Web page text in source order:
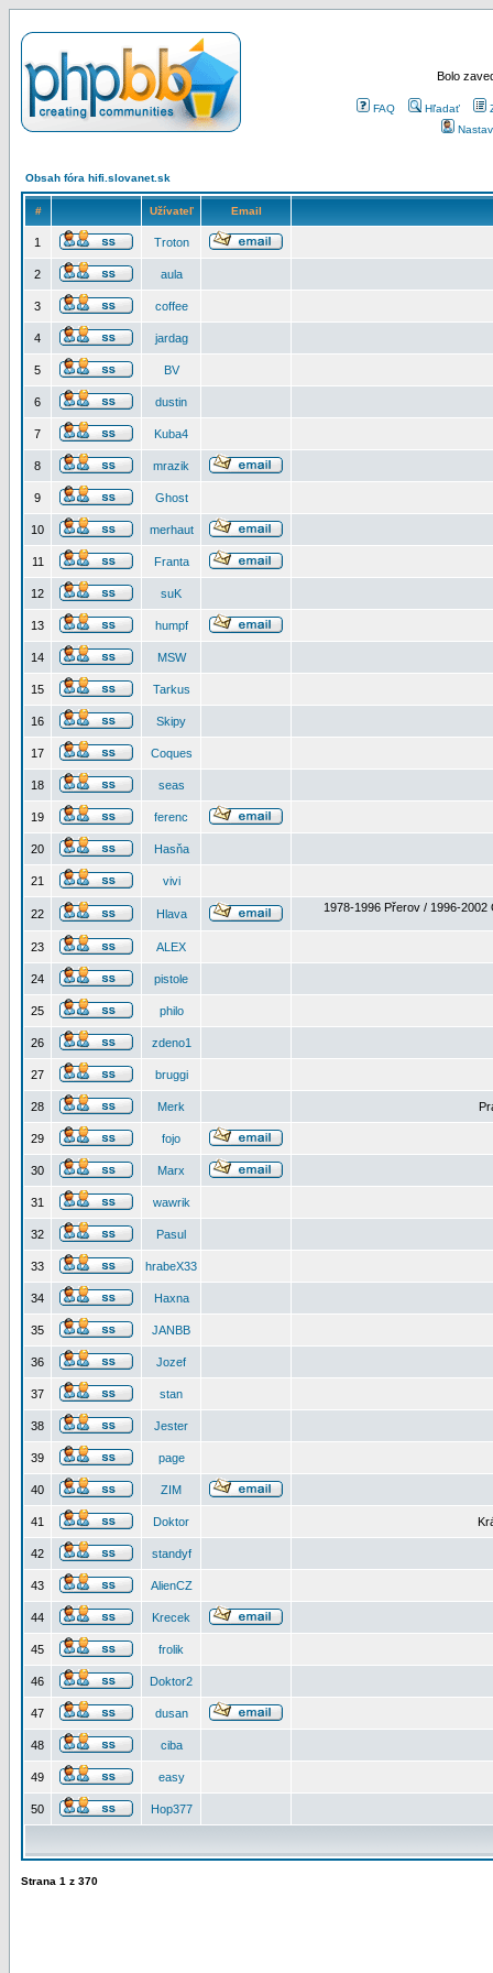
Bolo
FAQ Hľadať
Obsah fóra hifi.slovanet.sk
# Užívateľ Email
1 Troton
2 aula
3 coffee
4 jardag
5 BV
6 dustin
7 Kuba4
8 mrazik
9 Ghost
10 merhaut
11 Franta
12 suK
13 humpf
14 MSW
15 Tarkus
16 Skipy
17 Coques
18 seas
19 ferenc
20 Hasňa
21 vivi
22 Hlava 1978-1996 Přerov / 1996-2002
23 ALEX
24 pistole
25 philo
26 zdeno1
27 bruggi
28 Merk
29 fojo
30 Marx
31 wawrik
32 Pasul
33 hrabeX33
34 Haxna
35 JANBB
36 Jozef
37 stan
38 Jester
39 page
40 ZIM
41 Doktor
42 standyf
43 AlienCZ
44 Krecek
45 frolik
46 Doktor2
47 dusan
48 ciba
49 easy
50 Hop377
Strana 1 z 370